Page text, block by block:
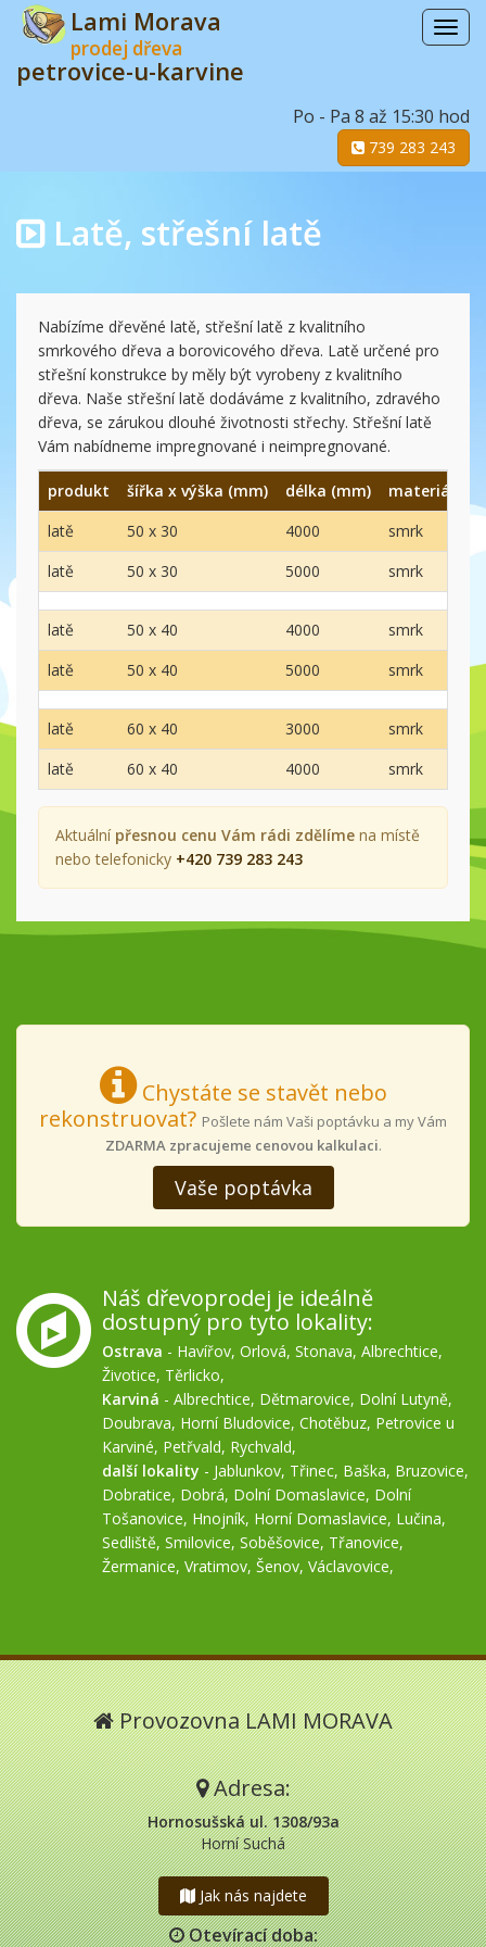
Menu
Lami Morava
prodej dřeva
petrovice-u-karvine
Po - Pa 8 až 15:30 hod
739 283 243
Latě, střešní latě
Nabízíme dřevěné latě, střešní latě z kvalitního
smrkového dřeva a borovicového dřeva. Latě určené pro
střešní konstrukce by měly být vyrobeny z kvalitního
dřeva. Naše střešní latě dodáváme z kvalitního, zdravého
dřeva, se zárukou dlouhé životnosti střechy. Střešní latě
Vám nabídneme impregnované i neimpregnované.
produkt šířka x výška (mm) délka (mm) materiál
latě
50 x 30 4000 smrk
latě
50 x 30 5000 smrk
latě 50 x 40 4000 smrk
latě
50 x 40 5000 smrk
latě 60 x 40 3000 smrk
latě
60 x 40 4000 smrk
Aktuální přesnou cenu Vám rádi zdělíme na místě
nebo telefonicky +420 739 283 243
Chystáte se stavět nebo
rekonstruovat? Pošlete nám Vaši poptávku a my Vám
ZDARMA zpracujeme cenovou kalkulaci.
Vaše poptávka
Náš dřevoprodej je ideálně
dostupný pro tyto lokality:
Ostrava - Havířov, Orlová, Stonava, Albrechtice,
Životice, Těrlicko,
Karviná - Albrechtice, Dětmarovice, Dolní Lutyně,
Doubrava, Horní Bludovice, Chotěbuz, Petrovice u
Karviné, Petřvald, Rychvald,
další lokality - Jablunkov, Třinec, Baška, Bruzovice,
Dobratice, Dobrá, Dolní Domaslavice, Dolní
Tošanovice, Hnojník, Horní Domaslavice, Lučina,
Sedliště, Smilovice, Soběšovice, Třanovice,
Žermanice, Vratimov, Šenov, Václavovice,
Provozovna LAMI MORAVA
Adresa:
Hornosušská ul. 1308/93a
Horní Suchá
Jak nás najdete
Otevírací doba: